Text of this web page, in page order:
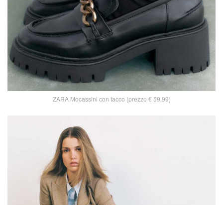
ZARA Mocassini con tacco (prezzo € 59,99)